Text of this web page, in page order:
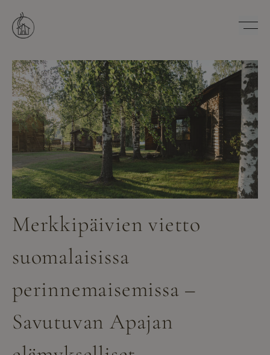
sisältöön
Merkkipäivien vietto
suomalaisissa
perinnemaisemissa –
Savutuvan Apajan